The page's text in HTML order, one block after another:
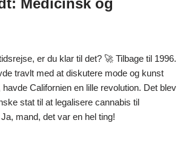
er du klar til det? 🚀 Tilbage til 1996.
travlt med at diskutere mode og kunst
Californien en lille revolution. Det blev
stat til at legalisere cannabis til
mand, det var en hel ting!